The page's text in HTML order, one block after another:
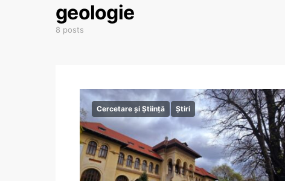
geologie
8 posts
Cercetare și Știință Știri